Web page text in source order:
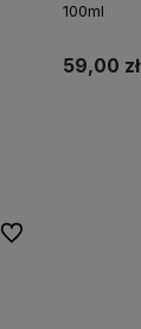
100ml
59,00 zł
Do ulubionych